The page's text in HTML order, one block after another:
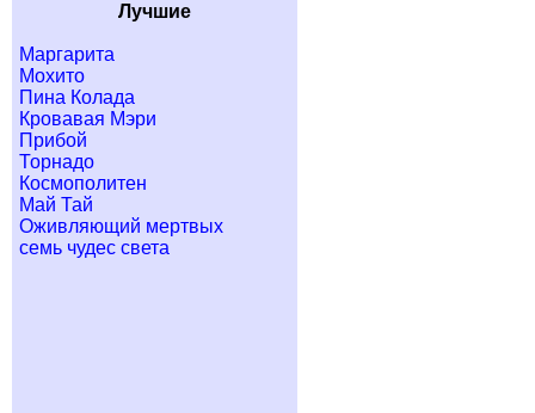
Лучшие
Маргарита
Мохито
Пина Колада
Кровавая Мэри
Прибой
Торнадо
Космополитен
Май Тай
Оживляющий мертвых
семь чудес света